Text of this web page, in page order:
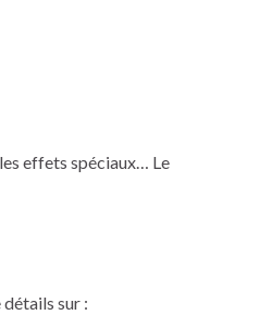
effets spéciaux… Le
sur :